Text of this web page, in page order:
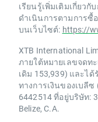
เรียนรู้เพิ่มเติมเกี่ยว
ดำเนินการตามการซื้
บนเว็บไซต์: https://
XTB International
ภายใต้หมายเลขจดท
เดิม 153,939) และไ
ทางการเงินของเบลีซ
6442514 ที่อยู่บริษัท:
Belize, C.A.